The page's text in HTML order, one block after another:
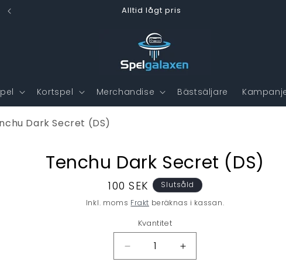
Alltid lågt pris
Kortspel Merchandise Bästsäljare
Dark Secret (DS)
Tenchu Dark Secret (DS)
Ordinarie
pris
100 SEK
Slutsåld
Inkl. moms Frakt beräknas i kassan.
Kvantitet
Minska
Öka